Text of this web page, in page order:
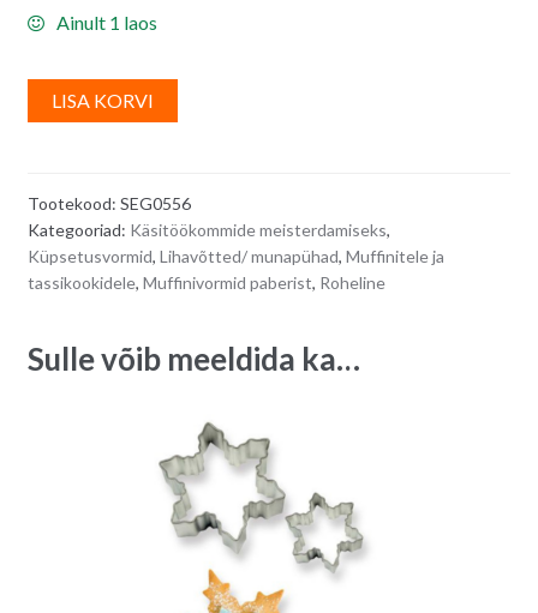
Ainult 1 laos
LISA KORVI
l
r
n
a
v
Tootekood: SEG0556
Kategooriad: Käsitöökommide meisterdamiseks,
Küpsetusvormid, Lihavõtted/ munapühad, Muffinitele ja
tassikookidele, Muffinivormid paberist, Roheline
Sulle võib meeldida ka…